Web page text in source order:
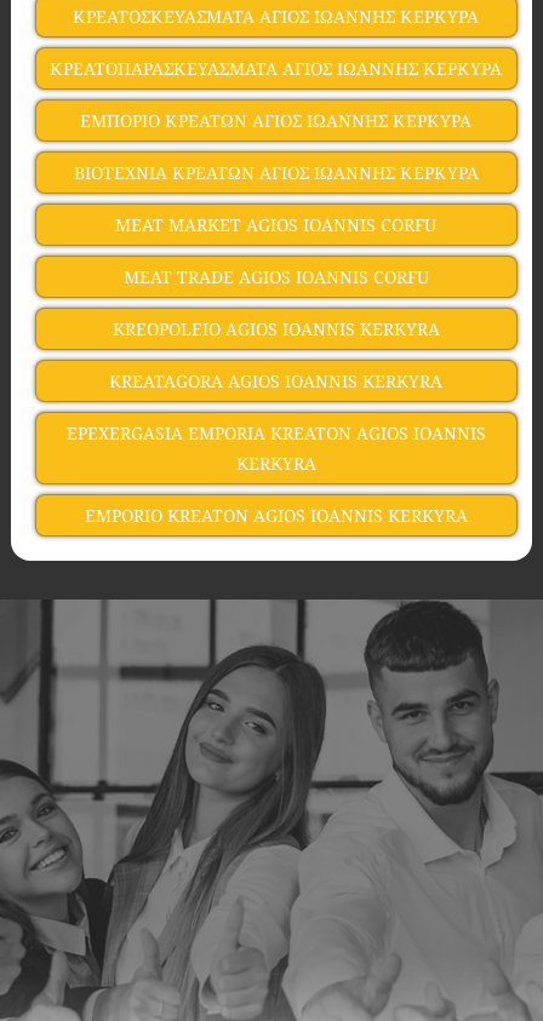
ΚΡΕΑΤΟΣΚΕΥΑΣΜΑΤΑ ΑΓΙΟΣ ΙΩΑΝΝΗΣ ΚΕΡΚΥΡΑ
ΚΡΕΑΤΟΠΑΡΑΣΚΕΥΑΣΜΑΤΑ ΑΓΙΟΣ ΙΩΑΝΝΗΣ ΚΕΡΚΥΡΑ
ΕΜΠΟΡΙΟ ΚΡΕΑΤΩΝ ΑΓΙΟΣ ΙΩΑΝΝΗΣ ΚΕΡΚΥΡΑ
ΒΙΟΤΕΧΝΙΑ ΚΡΕΑΤΩΝ ΑΓΙΟΣ ΙΩΑΝΝΗΣ ΚΕΡΚΥΡΑ
MEAT MARKET AGIOS IOANNIS CORFU
MEAT TRADE AGIOS IOANNIS CORFU
KREOPOLEIO AGIOS IOANNIS KERKYRA
KREATAGORA AGIOS IOANNIS KERKYRA
EPEXERGASIA EMPORIA KREATON AGIOS IOANNIS
KERKYRA
EMPORIO KREATON AGIOS IOANNIS KERKYRA